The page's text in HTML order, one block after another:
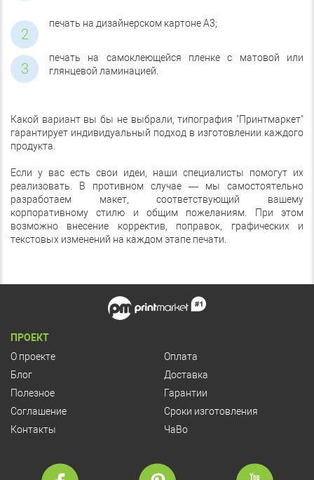
печать на дизайнерском картоне А3;
печать на самоклеющейся пленке с матовой или
глянцевой ламинацией.
Какой вариант вы бы не выбрали, типография "Принтмаркет"
гарантирует индивидуальный подход в изготовлении каждого
продукта.
Если у вас есть свои идеи, наши специалисты помогут их
реализовать. В противном случае — мы самостоятельно
разработаем макет, соответствующий вашему
корпоративному стилю и общим пожеланиям. При этом
возможно внесение корректив, поправок, графических и
текстовых изменений на каждом этапе печати.
ПРОЕКТ
О проекте
Блог
Полезное
Соглашение
Контакты
Оплата
Доставка
Гарантии
Сроки изготовления
ЧаВо